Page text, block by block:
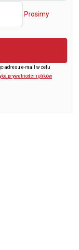
Prosimy
adresu e-mail w celu
prywatności i plików